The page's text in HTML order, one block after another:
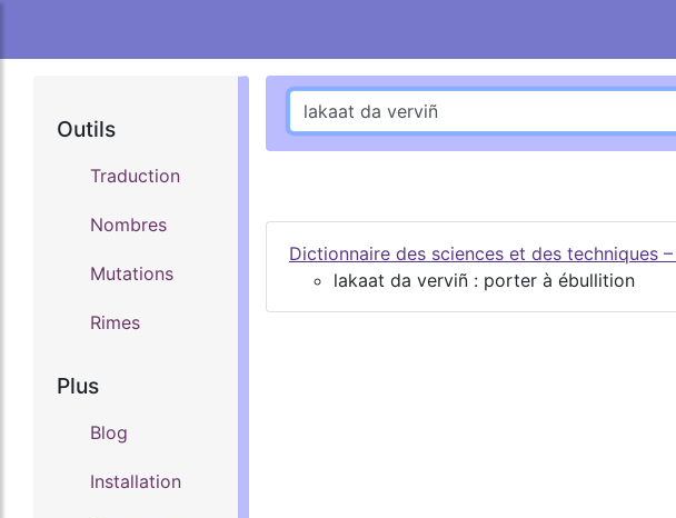
Outils
Traduction
Nombres
Mutations
Rimes
Plus
Blog
Installation
Dictionnaire des sciences et des techniques –
lakaat da verviñ : porter à ébullition